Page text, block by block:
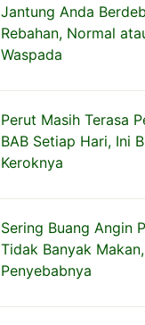
Jantung Anda
Rebahan, Normal
Waspada
Perut Masih Terasa
BAB Setiap Hari, Ini
Keroknya
Sering Buang Angin
Tidak Banyak
Penyebabnya